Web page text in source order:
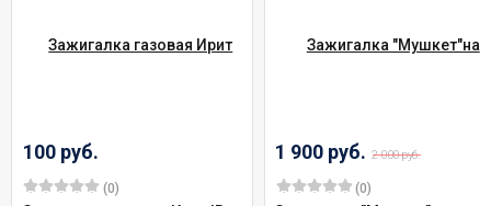
100 руб.
(0)
1 900 руб. 2 000 руб.
(0)